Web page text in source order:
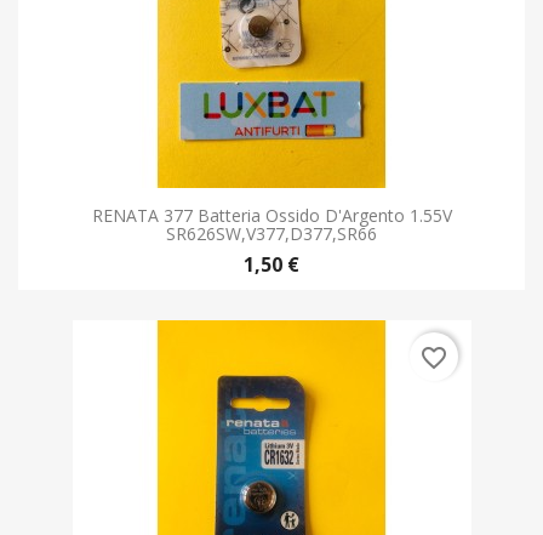
RENATA 377 Batteria Ossido D'Argento 1.55V
SR626SW,V377,D377,SR66
1,50 €
favorite_border